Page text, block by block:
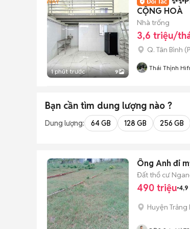
1 phút trước 9
CỘNG HOÀ
Nhà trống
3,6 triệu/
Q. Tân Bình (
Thái Thịnh
Bạn cần tìm dung lượng nào ?
Dung lượng: 64 GB 128 GB 256 GB
Ông Anh đi
Đất thổ cư
490 triệu 4,9
Huyện Trảng